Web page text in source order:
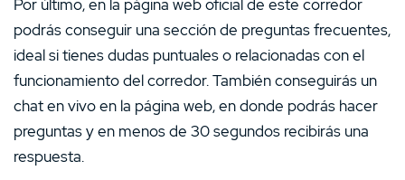
Por último, en la página web oficial de este corredor
podrás conseguir una sección de preguntas frecuentes,
ideal si tienes dudas puntuales o relacionadas con el
funcionamiento del corredor. También conseguirás un
chat en vivo en la página web, en donde podrás hacer
preguntas y en menos de 30 segundos recibirás una
respuesta.